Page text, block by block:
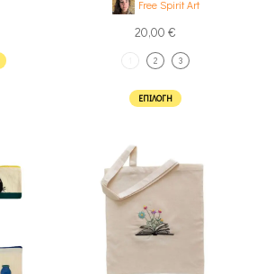
Free Spirit Art
20,00 €
2 3
ΕΠΙΛΟΓΉ